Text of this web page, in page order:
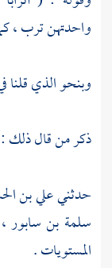
واحدتهن ترب ،
وبنحو الذي قلنا
ذكر من قال ذلك :
حدثنيعلي بن
سلمة بن سابور
المستويات .